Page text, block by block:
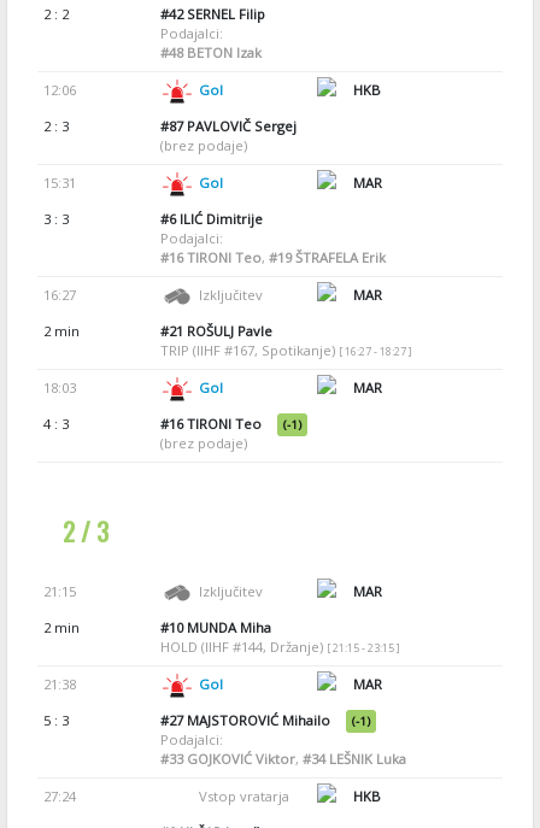
2 : 2
#42SERNEL Filip
Podajalci:
#48BETON Izak
12:06 Gol
HKB
2 : 3
#87PAVLOVIČ Sergej
(brez podaje)
15:31 Gol
MAR
3 : 3
#6ILIĆ Dimitrije
Podajalci:
#16TIRONI Teo, #19ŠTRAFELA Erik
16:27 Izključitev
MAR
2 min
#21 ROŠULJ Pavle
TRIP (IIHF #167, Spotikanje) [ 16:27 - 18:27 ]
18:03 Gol
MAR
4 : 3
#16TIRONI Teo (-1)
(brez podaje)
2 / 3
21:15 Izključitev
MAR
2 min
#10MUNDA Miha
HOLD (IIHF #144, Držanje) [ 21:15 - 23:15 ]
21:38 Gol
MAR
5 : 3
#27MAJSTOROVIĆ Mihailo (-1)
Podajalci:
#33GOJKOVIĆ Viktor, #34LEŠNIK Luka
27:24 Vstop vratarja
HKB